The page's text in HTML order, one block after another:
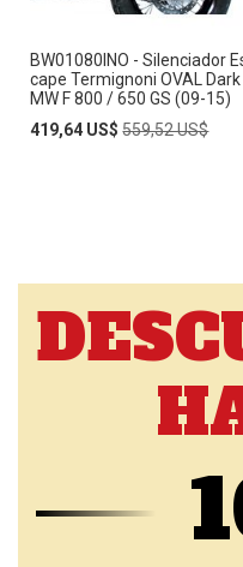
BW01080INO - Silenciador
cape Termignoni OVAL Dark
MW F 800 / 650 GS (09-15)
Special
419,64 US$ Regular
559,52 US$